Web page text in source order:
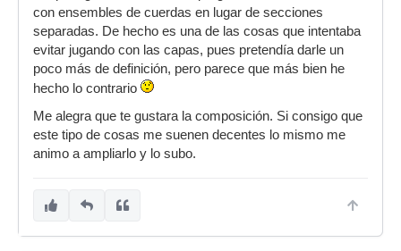
con ensembles de cuerdas en lugar de secciones
separadas. De hecho es una de las cosas que intentaba
evitar jugando con las capas, pues pretendía darle un
poco más de definición, pero parece que más bien he
hecho lo contrario
Me alegra que te gustara la composición. Si consigo que
este tipo de cosas me suenen decentes lo mismo me
animo a ampliarlo y lo subo.